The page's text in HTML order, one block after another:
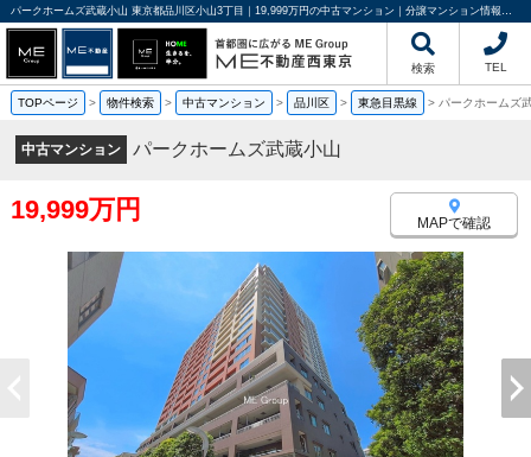
パークホームズ武蔵小山 東京都品川区小山3丁目｜19,999万円の中古マンション｜分譲マンション情報｜ME不動産西東京
検索 TEL
TOPページ > 物件検索 > 中古マンション > 品川区 > 東急目黒線 > パークホームズ
中古マンション パークホームズ武蔵小山
19,999万円 MAPで確認